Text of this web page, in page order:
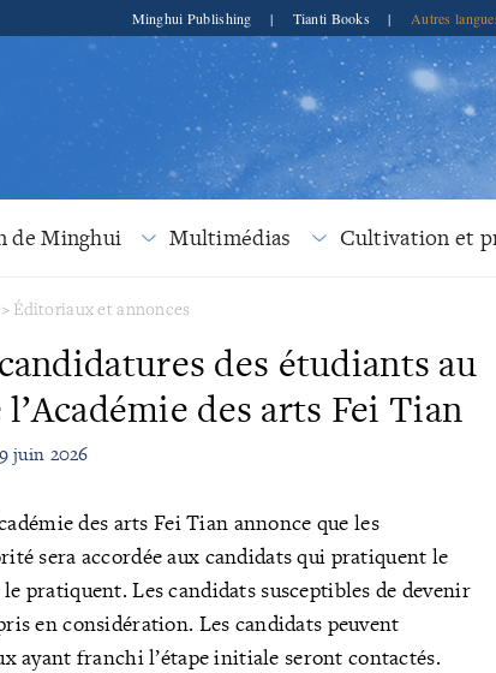
Minghui Publishing | Tianti Books | Autres
de Minghui Multimédias Cultivation et
> Éditoriaux et annonces
des étudiants au
des arts Fei Tian
juin 2026
des arts Fei Tian annonce que les
sera accordée aux candidats qui pratiquent le
pratiquent. Les candidats susceptibles de devenir
en considération. Les candidats peuvent
ayant franchi l’étape initiale seront contactés.